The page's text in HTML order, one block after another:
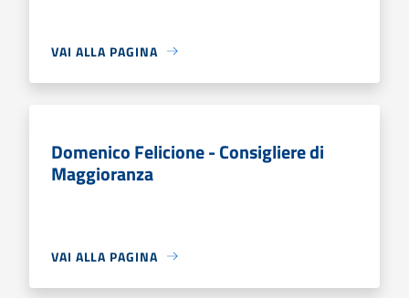
VAI ALLA PAGINA
Domenico Felicione - Consigliere di
Maggioranza
VAI ALLA PAGINA